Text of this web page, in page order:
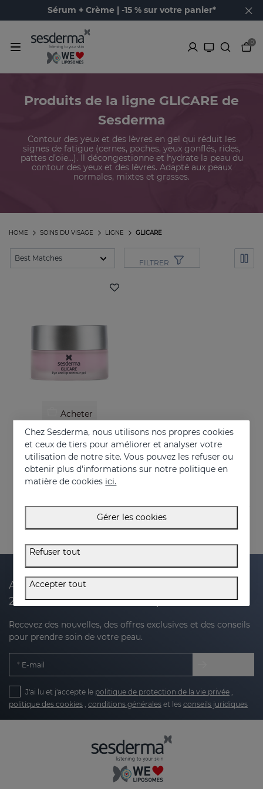
Sérum + Crème | -15 % sur votre panier*
0
Produits de la ligne GLICARE de
Sesderma
Contour des yeux et des lèvres en gel qui réduit les
signes de fatigue (cernes, poches, yeux gonflés, rides,
pattes d’oie...). Il décongestionne et hydrate la peau du
contour des yeux et des lèvres. Adapté aux peaux
normales, mixtes et grasses.
GLICARE
LIGNE
SOINS DU VISAGE
HOME
FILTRER
Acheter
GLICARE Gel Contour Des Yeux Et Des Lèvres
De la fraîcheur dans le regard
41.95 €
Abonnez-vous à notre newsletter et recevez
20 % de réduction sur votre prochain achat
Recevez des nouvelles, des offres exclusives et des conseils
pour prendre soin de votre peau.
E-mail
J'ai lu et j'accepte le politique de protection de la vie privée ,
politique des cookies , conditions générales et les conseils juridiques
Chez Sesderma, nous utilisons nos propres cookies
et ceux de tiers pour améliorer et analyser votre
utilisation de notre site. Vous pouvez les refuser ou
obtenir plus d'informations sur notre politique en
matière de cookies ici.
Gérer les cookies
Refuser tout
Accepter tout